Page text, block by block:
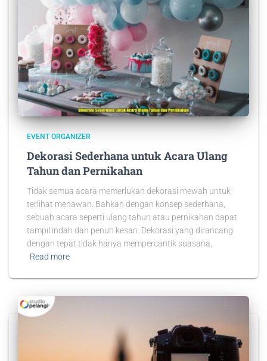
EVENT ORGANIZER
Dekorasi Sederhana untuk Acara Ulang
Tahun dan Pernikahan
Tidak semua acara memerlukan dekorasi mewah untuk
terlihat menawan. Bahkan dengan konsep sederhana,
sebuah acara seperti ulang tahun atau pernikahan dapat
tampil indah dan penuh kesan. Dekorasi yang dirancang
dengan tepat tidak hanya mempercantik suasana,
Read more